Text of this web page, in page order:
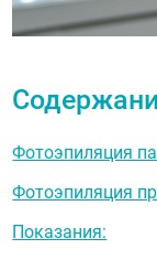
Фотоэпиляция
Фотоэпиляция
Показания: